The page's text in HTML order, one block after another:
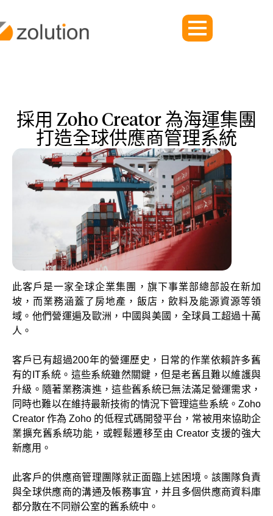
採用 Zoho Creator 為海運集團
打造全球供應商管理系統
此客戶是一家全球企業集團，旗下事業部總部設在新加
坡，而業務涵蓋了房地產，飯店，飲料及能源資源等領
域。他們營運遍及歐洲，中國與美國，全球員工超過十萬
人。
客戶已有超過200年的營運歷史，日常的作業依賴許多舊
有的IT系統。這些系統雖然關鍵，但是老舊且難以維護與
升級。隨著業務演進，這些舊系統已無法滿足營運需求，
同時也難以在維持最新技術的情況下管理這些系統。Zoho
Creator 作為 Zoho 的低程式碼開發平台，常被用來協助企
業擴充舊系統功能，或輕鬆遷移至由 Creator 支援的強大
新應用。
此客戶的供應商管理團隊就正面臨上述困境。該團隊負責
與全球供應商的溝通及帳務事宜，并且多個供應商資料庫
都分散在不同辦公室的舊系統中。